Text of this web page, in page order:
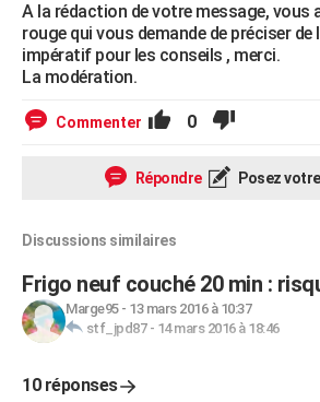
S'inscrire
Se connecter
Lycées
Collèges
Primaires
Universités
Entreprises
Service militaire
Avis de recherche
AVIS DE DÉCÈS
FORUM
A la rédaction de votre message, vous
rouge qui vous demande de préciser de
impératif pour les conseils , merci.
La modération.
Commenter 0
Répondre Posez
Discussions similaires
Frigo neuf couché 20 min :
Marge95- 13 mars 2016 à 10:37
stf_jpd87- 14 mars 2016 à 18:46
10 réponses